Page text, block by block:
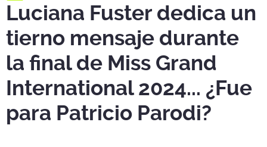
Luciana Fuster dedica un
tierno mensaje durante
la final de Miss Grand
International 2024... ¿Fue
para Patricio Parodi?